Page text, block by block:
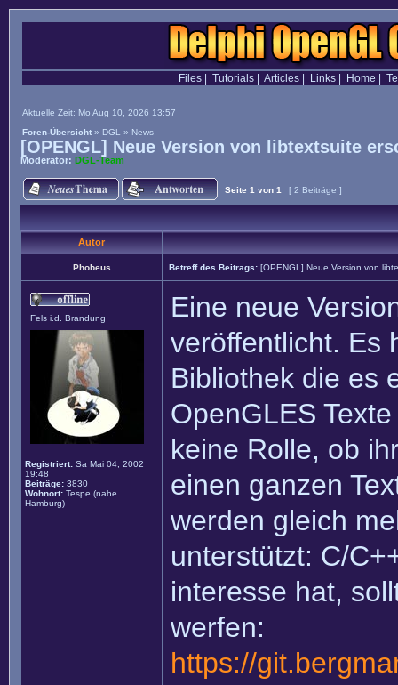
Files| Tutorials| Articles| Links| Home
Aktuelle Zeit: Mo Aug 10, 2026 13:57
Foren-Übersicht » DGL » News
[OPENGL] Neue Version von libtextsuite
Moderator: DGL-Team
Seite 1 von 1 [ 2 Beiträge ]
Autor
Phobeus Betreff des Beitrags: [OPENGL] Neue Version von
Fels i.d. Brandung
Registriert: Sa Mai 04, 2002
19:48
Beiträge: 3830
Wohnort: Tespe (nahe
Hamburg)
Eine neue
veröffentlicht. Es
Bibliothek die es
OpenGLES
keine Rolle, ob
einen ganzen
werden gleich
unterstützt: C/
interesse hat,
werfen:
https://